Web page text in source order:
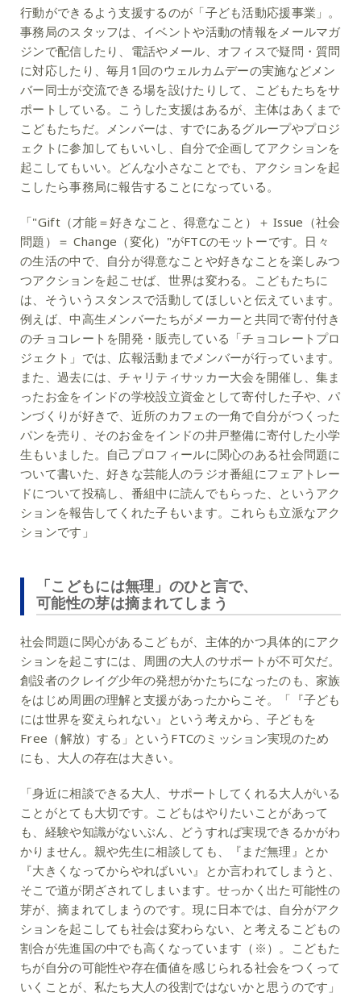
行動ができるよう支援するのが「子ども活動応援事業」。
事務局のスタッフは、イベントや活動の情報をメールマガ
ジンで配信したり、電話やメール、オフィスで疑問・質問
に対応したり、毎月1回のウェルカムデーの実施などメン
バー同士が交流できる場を設けたりして、こどもたちをサ
ポートしている。こうした支援はあるが、主体はあくまで
こどもたちだ。メンバーは、すでにあるグループやプロジ
ェクトに参加してもいいし、自分で企画してアクションを
起こしてもいい。どんな小さなことでも、アクションを起
こしたら事務局に報告することになっている。
「"Gift（才能＝好きなこと、得意なこと）＋ Issue（社会
問題）＝ Change（変化）"がFTCのモットーです。日々
の生活の中で、自分が得意なことや好きなことを楽しみつ
つアクションを起こせば、世界は変わる。こどもたちに
は、そういうスタンスで活動してほしいと伝えています。
例えば、中高生メンバーたちがメーカーと共同で寄付付き
のチョコレートを開発・販売している「チョコレートプロ
ジェクト」では、広報活動までメンバーが行っています。
また、過去には、チャリティサッカー大会を開催し、集ま
ったお金をインドの学校設立資金として寄付した子や、パ
ンづくりが好きで、近所のカフェの一角で自分がつくった
パンを売り、そのお金をインドの井戸整備に寄付した小学
生もいました。自己プロフィールに関心のある社会問題に
ついて書いた、好きな芸能人のラジオ番組にフェアトレー
ドについて投稿し、番組中に読んでもらった、というアク
ションを報告してくれた子もいます。これらも立派なアク
ションです」
「こどもには無理」のひと言で、
可能性の芽は摘まれてしまう
社会問題に関心があるこどもが、主体的かつ具体的にアク
ションを起こすには、周囲の大人のサポートが不可欠だ。
創設者のクレイグ少年の発想がかたちになったのも、家族
をはじめ周囲の理解と支援があったからこそ。「『子ども
には世界を変えられない』という考えから、子どもを
Free（解放）する」というFTCのミッション実現のため
にも、大人の存在は大きい。
「身近に相談できる大人、サポートしてくれる大人がいる
ことがとても大切です。こどもはやりたいことがあって
も、経験や知識がないぶん、どうすれば実現できるかがわ
かりません。親や先生に相談しても、『まだ無理』とか
『大きくなってからやればいい』とか言われてしまうと、
そこで道が閉ざされてしまいます。せっかく出た可能性の
芽が、摘まれてしまうのです。現に日本では、自分がアク
ションを起こしても社会は変わらない、と考えるこどもの
割合が先進国の中でも高くなっています（※）。こどもた
ちが自分の可能性や存在価値を感じられる社会をつくって
いくことが、私たち大人の役割ではないかと思うのです」